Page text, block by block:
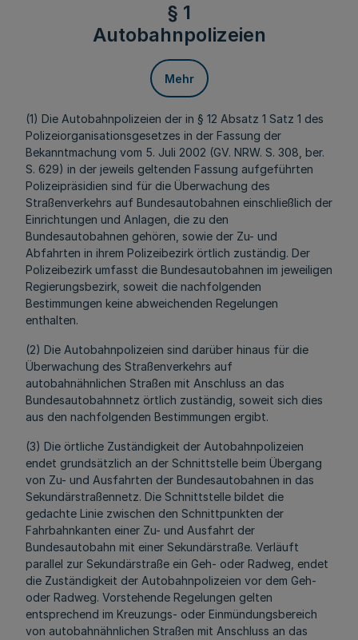
§ 1
Autobahnpolizeien
Mehr
(1) Die Autobahnpolizeien der in § 12 Absatz 1 Satz 1 des
Polizeiorganisationsgesetzes in der Fassung der
Bekanntmachung vom 5. Juli 2002 (GV. NRW. S. 308, ber.
S. 629) in der jeweils geltenden Fassung aufgeführten
Polizeipräsidien sind für die Überwachung des
Straßenverkehrs auf Bundesautobahnen einschließlich der
Einrichtungen und Anlagen, die zu den
Bundesautobahnen gehören, sowie der Zu- und
Abfahrten in ihrem Polizeibezirk örtlich zuständig. Der
Polizeibezirk umfasst die Bundesautobahnen im jeweiligen
Regierungsbezirk, soweit die nachfolgenden
Bestimmungen keine abweichenden Regelungen
enthalten.
(2) Die Autobahnpolizeien sind darüber hinaus für die
Überwachung des Straßenverkehrs auf
autobahnähnlichen Straßen mit Anschluss an das
Bundesautobahnnetz örtlich zuständig, soweit sich dies
aus den nachfolgenden Bestimmungen ergibt.
(3) Die örtliche Zuständigkeit der Autobahnpolizeien
endet grundsätzlich an der Schnittstelle beim Übergang
von Zu- und Ausfahrten der Bundesautobahnen in das
Sekundärstraßennetz. Die Schnittstelle bildet die
gedachte Linie zwischen den Schnittpunkten der
Fahrbahnkanten einer Zu- und Ausfahrt der
Bundesautobahn mit einer Sekundärstraße. Verläuft
parallel zur Sekundärstraße ein Geh- oder Radweg, endet
die Zuständigkeit der Autobahnpolizeien vor dem Geh-
oder Radweg. Vorstehende Regelungen gelten
entsprechend im Kreuzungs- oder Einmündungsbereich
von autobahnähnlichen Straßen mit Anschluss an das